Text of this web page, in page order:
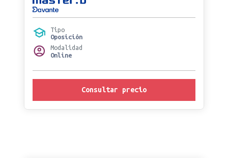
Tipo
Oposición
Modalidad
Online
Consultar precio